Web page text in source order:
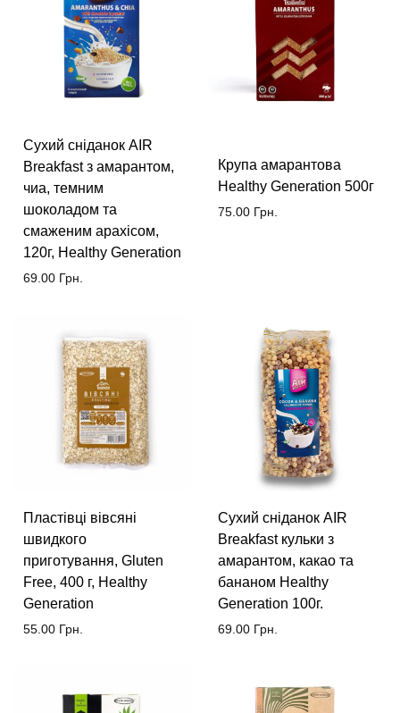
Сухий сніданок AIR
Breakfast з амарантом,
чиа, темним
шоколадом та
смаженим арахісом,
120г, Healthy Generation
69.00 Грн.
Крупа амарантова
Healthy Generation 500г
75.00 Грн.
Пластівці вівсяні
швидкого
приготування, Gluten
Free, 400 г, Healthy
Generation
55.00 Грн.
Сухий сніданок AIR
Breakfast кульки з
амарантом, какао та
бананом Healthy
Generation 100г.
69.00 Грн.